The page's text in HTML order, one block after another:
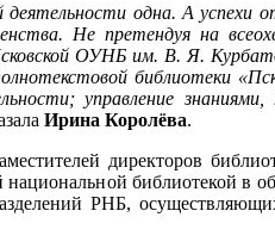
деятельности одна. А
Не претендуя на
ОУНБ им. В. Я.
библиотеки
управление знаниями,
Ирина Королёва.
директоров
библиотекой в
РНБ,